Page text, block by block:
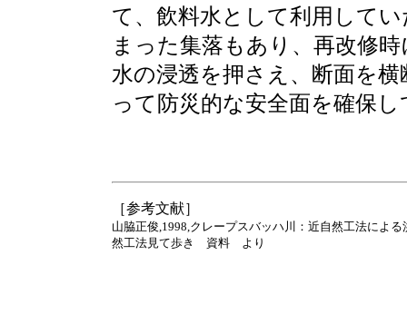
て、飲料水として利用して
まった集落もあり、再改修
水の浸透を押さえ、断面を
って防災的な安全面を確保
［参考文献］
山脇正俊,1998,クレープスバッハ川：近自然工法によ
然工法見て歩き 資料 より